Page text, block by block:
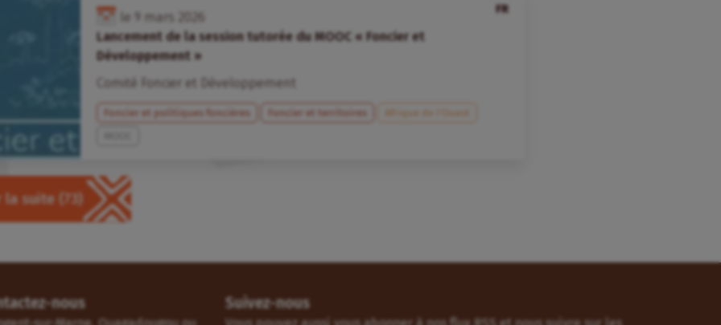
FR
le mars
Lancement de la session tutorée du MOOC « Foncier et
Développement »
Comité Foncier et Développement
Foncier et politiques foncières Foncier et territoires
Afrique de l’Ouest
la suite (73)
nous Suivez-nous